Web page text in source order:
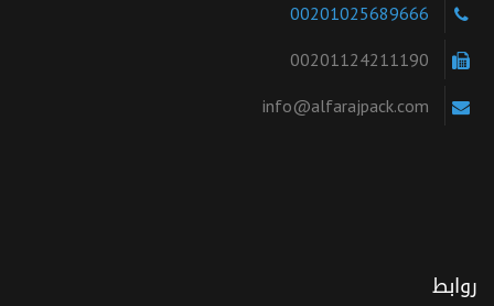
00201025689666
00201124211190
info@alfarajpack.com
روابط